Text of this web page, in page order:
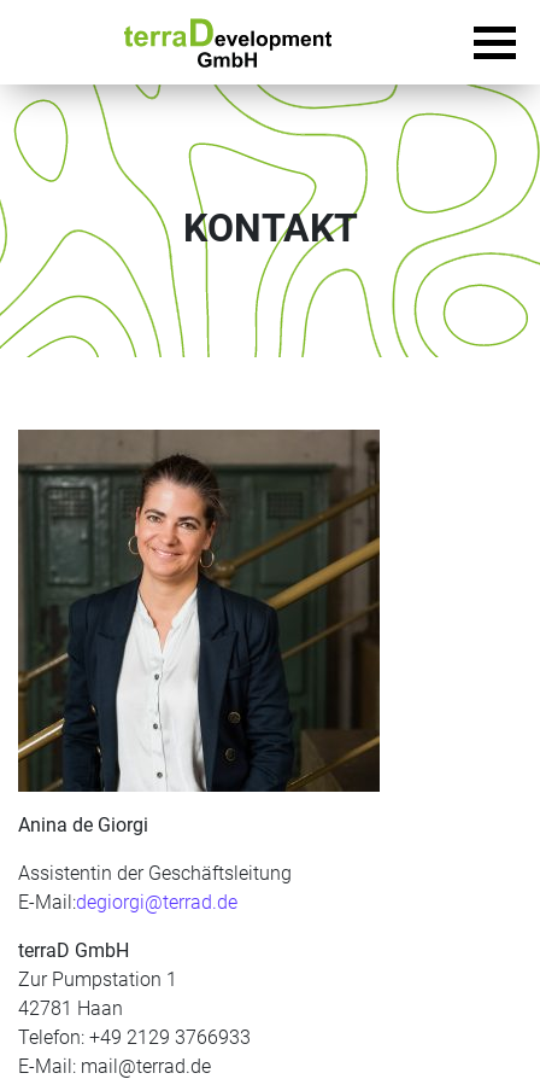
KONTAKT
Anina de Giorgi
Assistentin der Geschäftsleitung
E-Mail:degiorgi@terrad.de
terraD GmbH
Zur Pumpstation 1
42781 Haan
Telefon: +49 2129 3766933
E-Mail: mail@terrad.de